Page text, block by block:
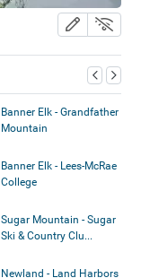
Banner Elk - Grandfather
Mountain
Banner Elk - Lees-McRae
College
Sugar Mountain - Sugar
Ski & Country Clu...
Newland - Land Harbors